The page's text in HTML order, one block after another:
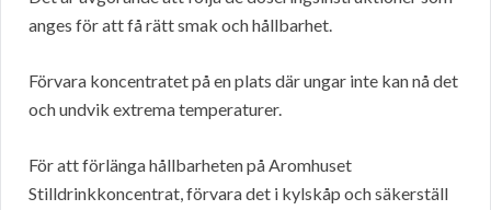
anges för att få rätt smak och hållbarhet.
Förvara koncentratet på en plats där ungar inte kan nå det
och undvik extrema temperaturer.
För att förlänga hållbarheten på Aromhuset
Stilldrinkkoncentrat, förvara det i kylskåp och säkerställ